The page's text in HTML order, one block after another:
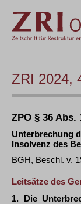
ZRI 2024,
ZPO § 36 Abs.
Unterbrechung
Insolvenz des
BGH, Beschl. v.
Leitsätze des
1. Die